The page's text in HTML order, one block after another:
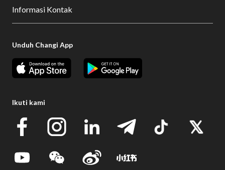
Informasi Kontak
Unduh Changi App
Ikuti kami